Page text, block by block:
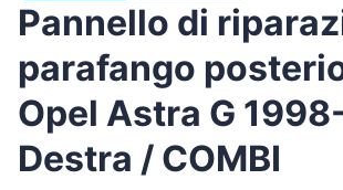
Pannello di
parafango
Opel Astra G
Destra / COMBI